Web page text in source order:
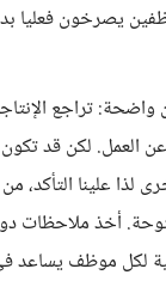
يصرخون فعليا
تراجع
العمل. لكن قد
لذا علينا التأكد،
أخذ ملاحظات
لكل موظف يساعد في